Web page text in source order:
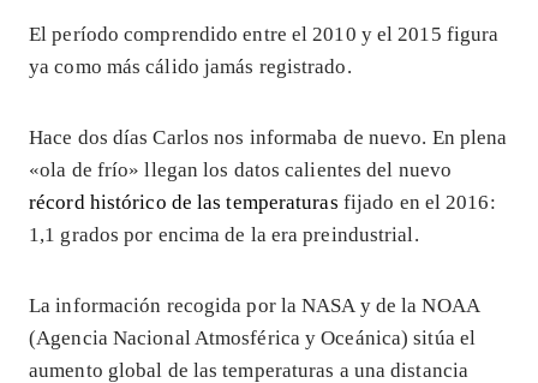
El período comprendido entre el 2010 y el 2015 figura
ya como más cálido jamás registrado.
Hace dos días Carlos nos informaba de nuevo. En plena
«ola de frío» llegan los datos calientes del nuevo
récord histórico de las temperaturas fijado en el 2016:
1,1 grados por encima de la era preindustrial.
La información recogida por la NASA y de la NOAA
(Agencia Nacional Atmosférica y Oceánica) sitúa el
aumento global de las temperaturas a una distancia